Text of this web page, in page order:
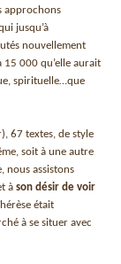
approchons
jusqu’à
nouvellement
15 000 qu’elle aurait
spirituelle…que
67 textes, de style
soit à une autre
nous assistons
à son désir de voir
était
à se situer avec